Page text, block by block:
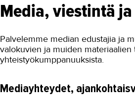
Media, viestintä
Palvelemme median edustajia ja
valokuvien ja muiden materiaalien
yhteistyökumppanuuksista.
Mediayhteydet,